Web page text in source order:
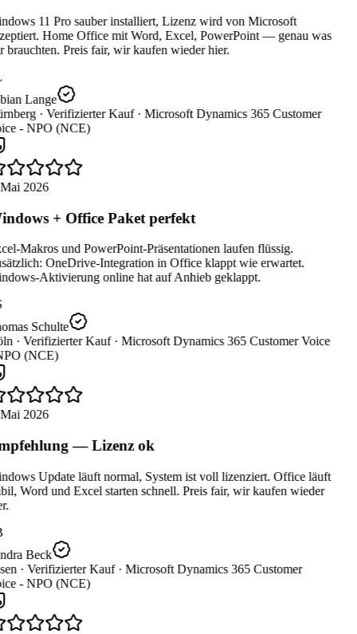
11 Pro sauber installiert, Lizenz wird von Microsoft
Home Office mit Word, Excel, PowerPoint — genau was
Preis fair, wir kaufen wieder hier.
Lange
· Verifizierter Kauf · Microsoft Dynamics 365 Customer
- NPO (NCE)
2026
+ Office Paket perfekt
Makros und PowerPoint-Präsentationen laufen flüssig.
OneDrive-Integration in Office klappt wie erwartet.
Aktivierung online hat auf Anhieb geklappt.
Schulte
· Verifizierter Kauf · Microsoft Dynamics 365 Customer Voice
(NCE)
2026
— Lizenz ok
Update läuft normal, System ist voll lizenziert. Office läuft
Word und Excel starten schnell. Preis fair, wir kaufen wieder
Beck
· Verifizierter Kauf · Microsoft Dynamics 365 Customer
- NPO (NCE)